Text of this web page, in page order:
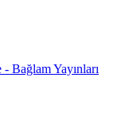
Bağlam Yayınları